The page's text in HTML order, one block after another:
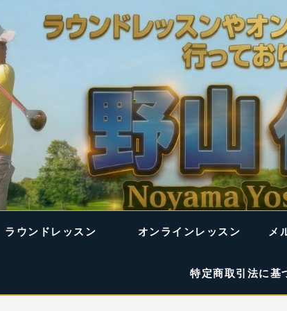
ラウンドレッスン オンラインレッスン メ
特定商取引法に基